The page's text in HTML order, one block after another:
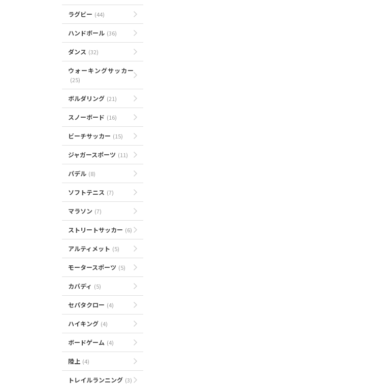
ラグビー (44)
ハンドボール (36)
ダンス (32)
ウォーキングサッカー
(25)
ボルダリング (21)
スノーボード (16)
ビーチサッカー (15)
ジャガースポーツ (11)
パデル (8)
ソフトテニス (7)
マラソン (7)
ストリートサッカー (6)
アルティメット (5)
モータースポーツ (5)
カバディ (5)
セパタクロー (4)
ハイキング (4)
ボードゲーム (4)
陸上 (4)
トレイルランニング (3)